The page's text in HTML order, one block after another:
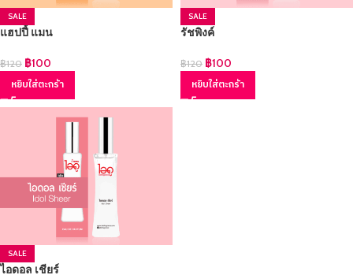
SALE
แฮปปี้ แมน
฿120 ฿100
หยิบใส่ตะกร้า
SALE
รัชพิงค์
฿120 ฿100
หยิบใส่ตะกร้า
SALE
ไอดอล เชียร์